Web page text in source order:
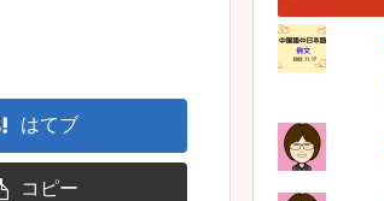
はてブ
コピー